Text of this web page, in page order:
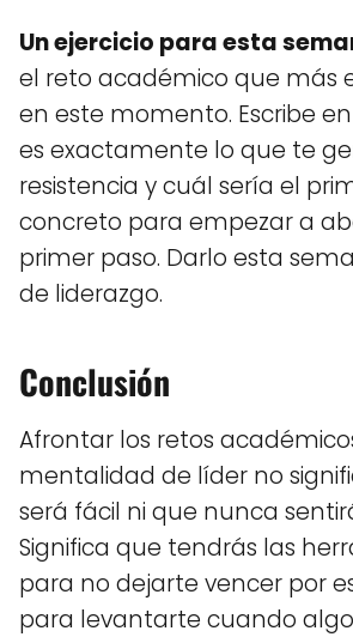
Un ejercicio para esta
el reto académico que más
en este momento. Escribe
es exactamente lo que te
resistencia y cuál sería el
concreto para empezar a
primer paso. Darlo esta
de liderazgo.
Conclusión
Afrontar los retos
mentalidad de líder no
será fácil ni que nunca
Significa que tendrás las
para no dejarte vencer por
para levantarte cuando